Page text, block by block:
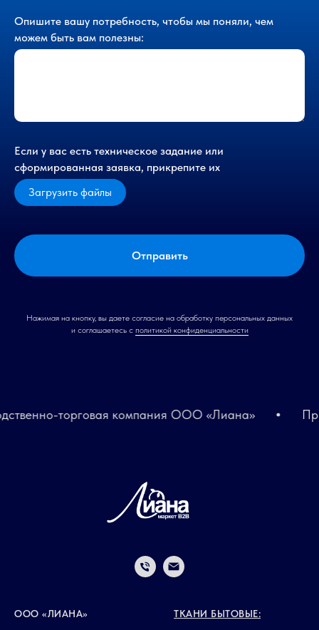
Опишите вашу потребность, чтобы мы поняли, чем
можем быть вам полезны:
Если у вас есть техническое задание или
сформированная заявка, прикрепите их
Загрузить файлы
Отправить
Нажимая на кнопку, вы даете согласие на обработку персональных данных
и соглашаетесь c политикой конфиденциальности
торговая компания ООО «Лиана»
ООО «ЛИАНА»
ТКАНИ БЫТОВЫЕ: